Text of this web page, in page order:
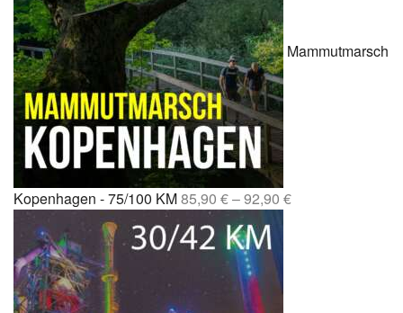
Mammutmarsch
Kopenhagen - 75/100 KM85,90 €–92,90 €